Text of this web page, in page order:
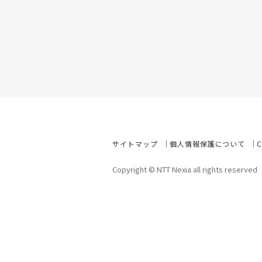
サイトマップ 個人情報保護について
Copyright © NTT Nexia all rights reserved